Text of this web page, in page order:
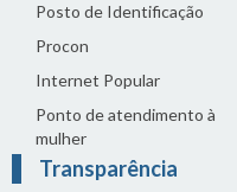
Posto de Identificação
Procon
Internet Popular
Ponto de atendimento à
mulher
Transparência